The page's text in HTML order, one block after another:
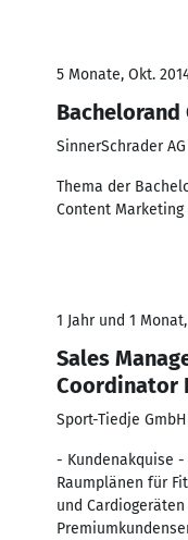
5 Monate, Okt.
Bachelorand
SinnerSchrader AG
Thema der
Content Marketing
1 Jahr und 1
Sales
Coordinator
Sport-Tiedje GmbH
- Kundenakquise
Raumplänen für
und